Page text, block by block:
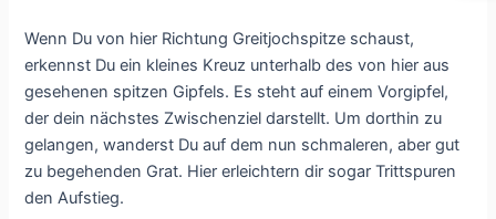
Wenn Du von hier Richtung Greitjochspitze schaust,
erkennst Du ein kleines Kreuz unterhalb des von hier aus
gesehenen spitzen Gipfels. Es steht auf einem Vorgipfel,
der dein nächstes Zwischenziel darstellt. Um dorthin zu
gelangen, wanderst Du auf dem nun schmaleren, aber gut
zu begehenden Grat. Hier erleichtern dir sogar Trittspuren
den Aufstieg.